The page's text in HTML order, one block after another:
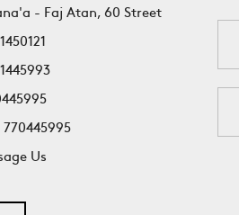
- Faj Atan, 60 Street
770445995
Us